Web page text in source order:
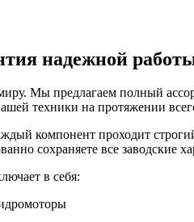
надежной
Мы предлагаем полный
техники на протяжении
компонент проходит строгий
сохраняете все заводские
в себя: